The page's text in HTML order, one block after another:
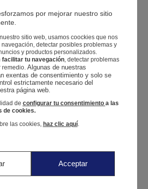
por mejorar nuestro sitio
sitio web, usamos coockies que nos
detectar posibles problemas y
y productos personalizados.
facilitar tu navegación, detectar problemas
Algunas de nuestras
exentas de consentimiento y solo se
estrictamente necesario del
página web.
de configurar tu consentimiento a las
de cookies.
las cookies, haz clic aquí.
Acceptar